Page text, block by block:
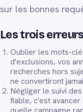
sur les bonnes
Les trois
Oublier les mots-
d'exclusions, vos
recherches hors
ne convertiront
Négliger le suivi
fiable, c'est